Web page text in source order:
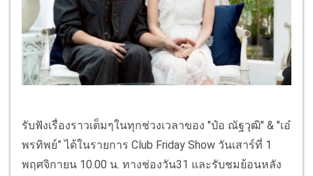
รับฟังเรื่องราวเต็มๆในทุกช่วงเวลาของ "ป๋อ ณัฐวุฒิ" & "เอ๋
พรทิพย์” ได้ในรายการ Club Friday Show วันเสาร์ที่ 1
พฤศจิกายน 10.00 น. ทางช่องวัน31 และรับชมย้อนหลัง